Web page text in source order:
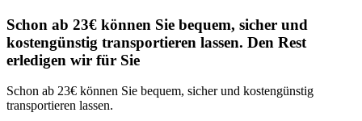
Schon ab 23€ können Sie bequem, sicher und
kostengünstig transportieren lassen. Den Rest
erledigen wir für Sie
Schon ab 23€ können Sie bequem, sicher und kostengünstig
transportieren lassen.